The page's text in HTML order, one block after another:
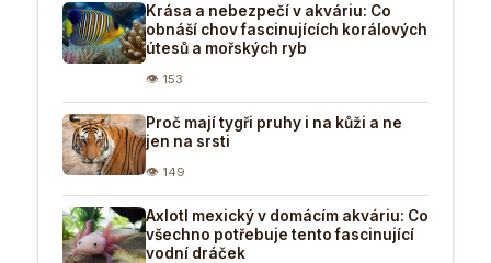
Krása a nebezpečí v akváriu: Co
obnáší chov fascinujících korálových
útesů a mořských ryb
👁 153
Proč mají tygři pruhy i na kůži a ne
jen na srsti
👁 149
Axlotl mexický v domácím akváriu: Co
všechno potřebuje tento fascinující
vodní dráček